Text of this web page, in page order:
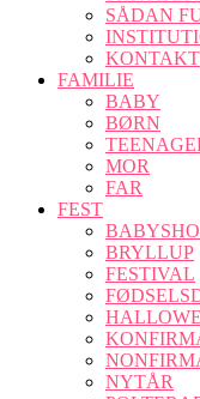
SÅDAN
KONTAKT
FAMILIE
BABY
BØRN
MOR
FAR
FEST
BRYLLUP
FESTIVAL
NYTÅR